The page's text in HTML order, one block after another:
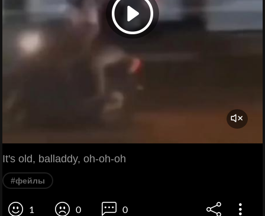
It's old, balladdy, oh-oh-oh
#фейлы
1 0 0